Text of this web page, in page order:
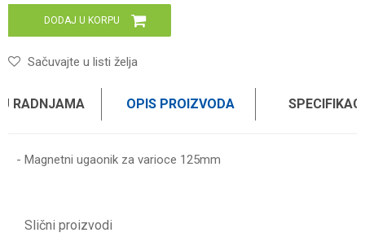
DODAJ U KORPU
Sačuvajte u listi želja
RADNJAMA OPIS PROIZVODA
- Magnetni ugaonik za varioce 125mm
Slični proizvodi